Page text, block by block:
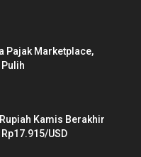
Pajak Marketplace,
Kamis Berakhir
USD